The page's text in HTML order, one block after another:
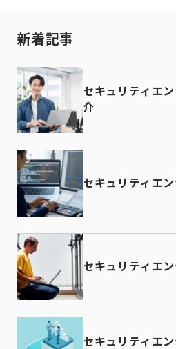
新着記事
セキュリティエ
介
セキュリティエ
セキュリティエ
セキュリティエ